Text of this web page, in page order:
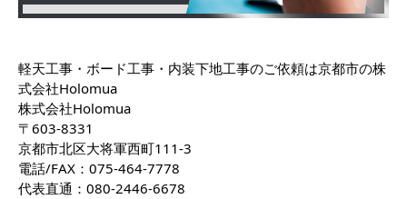
軽天工事・ボード工事・内装下地工事のご依頼は京都市の株
式会社Holomua
株式会社Holomua
〒603-8331
京都市北区大将軍西町111-3
電話/FAX：075-464-7778
代表直通：080-2446-6678